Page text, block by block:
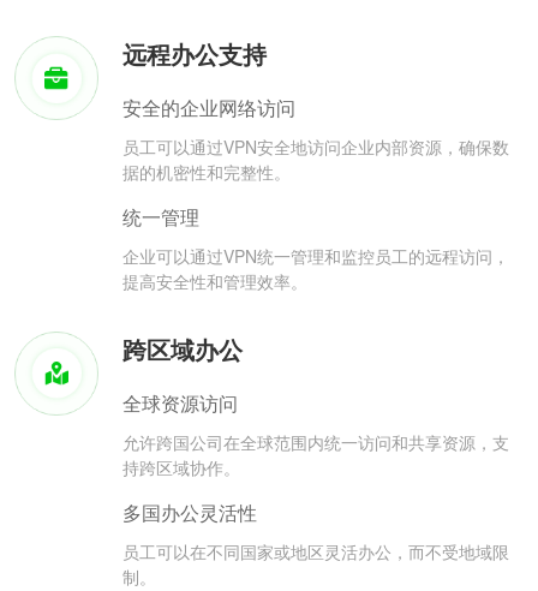
远程办公支持
安全的企业网络访问
员工可以通过VPN安全地访问企业内部资源，确保数
据的机密性和完整性。
统一管理
企业可以通过VPN统一管理和监控员工的远程访问，
提高安全性和管理效率。
跨区域办公
全球资源访问
允许跨国公司在全球范围内统一访问和共享资源，支
持跨区域协作。
多国办公灵活性
员工可以在不同国家或地区灵活办公，而不受地域限
制。